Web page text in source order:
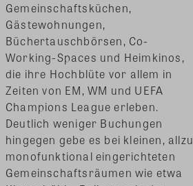
Gemeinschaftsküchen,
Gästewohnungen,
Büchertauschbörsen, Co-
Working-Spaces und Heimkinos,
die ihre Hochblüte vor allem in
Zeiten von EM, WM und UEFA
Champions League erleben.
Deutlich weniger Buchungen
hingegen gebe es bei kleinen, allzu
monofunktional eingerichteten
Gemeinschaftsräumen wie etwa